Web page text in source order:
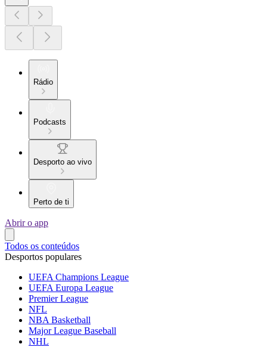
Rádio
Podcasts
Desporto ao vivo
Perto de ti
Abrir o app
Todos os conteúdos
Desportos populares
UEFA Champions League
UEFA Europa League
Premier League
NFL
NBA Basketball
Major League Baseball
NHL